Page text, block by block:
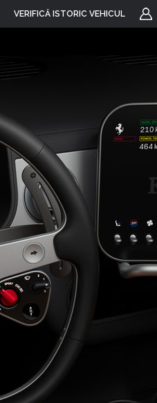
VERIFICĂ ISTORIC VEHICUL